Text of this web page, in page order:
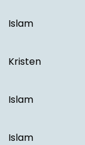
Islam
Kristen
Islam
Islam